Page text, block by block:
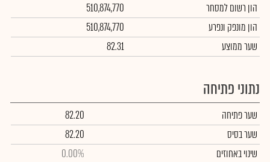
הון רשום למסחר
510,874,770
הון מונפק ונפרע
510,874,770
שער ממוצע
82.31
נתוני פתיחה
שער פתיחה
82.20
שער בסיס
82.20
שינוי באחוזים
0.00%